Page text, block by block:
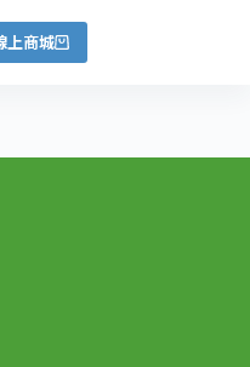
上商城